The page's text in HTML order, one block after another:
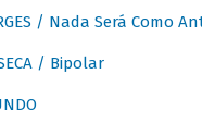
/ Nada Será Como
/ Bipolar